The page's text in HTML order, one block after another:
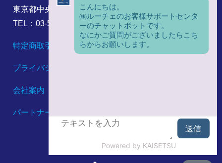
東京都中央区銀座8丁目17番5号
TEL：03-5860-6173
特定商取引法に基づく表記
プライバシーポリシー
会社案内
パートナーシップ構築宣言